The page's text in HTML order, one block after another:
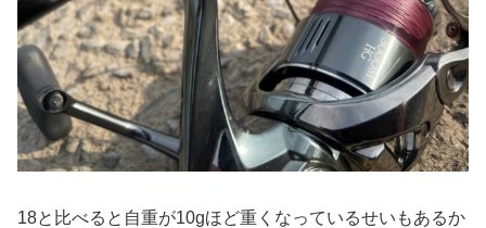
18と比べると自重が10gほど重くなっているせいもあるか